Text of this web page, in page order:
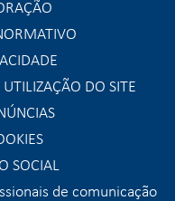
DO SITE
SOCIAL
de comunicação